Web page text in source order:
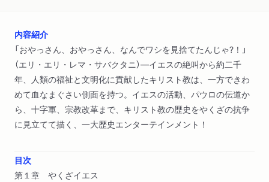
内容紹介
「おやっさん、おやっさん、なんでワシを見捨てたんじゃ?！」
（エリ・エリ・レマ・サバクタニ）―イエスの絶叫から約二千
年、人類の福祉と文明化に貢献したキリスト教は、一方できわ
めて血なまぐさい側面を持つ。イエスの活動、パウロの伝道か
ら、十字軍、宗教改革まで、キリスト教の歴史をやくざの抗争
に見立てて描く、一大歴史エンターテインメント！
目次
第１章 やくざイエス